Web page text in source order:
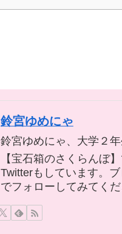
鈴宮ゆめにゃ
鈴宮ゆめにゃ、大学２
【宝石箱のさくらんぼ
Twitterもしています。
でフォローしてみてく